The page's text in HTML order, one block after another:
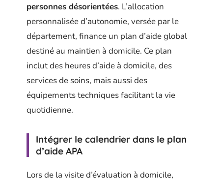
personnes désorientées. L’allocation
personnalisée d’autonomie, versée par le
département, finance un plan d’aide global
destiné au maintien à domicile. Ce plan
inclut des heures d’aide à domicile, des
services de soins, mais aussi des
équipements techniques facilitant la vie
quotidienne.
Intégrer le calendrier dans le plan
d’aide APA
Lors de la visite d’évaluation à domicile,